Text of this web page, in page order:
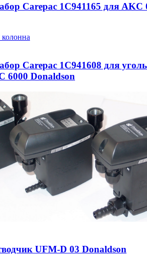
Carepac 1C941165 для AKC
Carepac 1C941608 для
6000 Donaldson
UFM-D 03 Donaldson